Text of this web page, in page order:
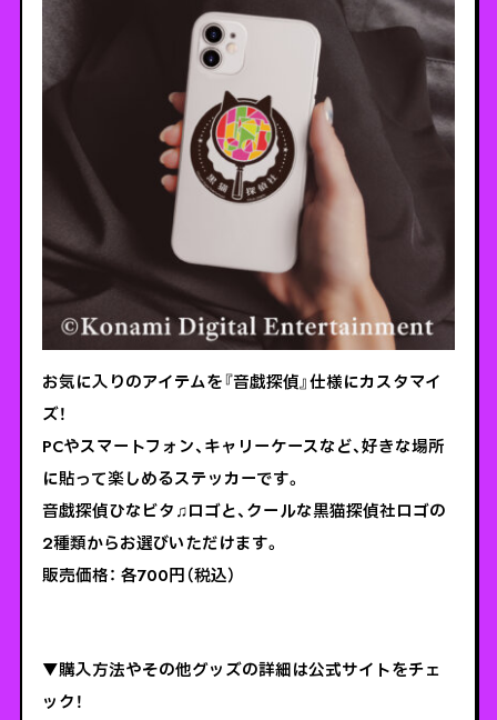
お気に入りのアイテムを『音戯探偵』仕様にカスタマイ
ズ！
PCやスマートフォン、キャリーケースなど、好きな場所
に貼って楽しめるステッカーです。
音戯探偵ひなビタ♫ロゴと、クールな黒猫探偵社ロゴの
2種類からお選びいただけます。
販売価格： 各700円（税込）
▼購入方法やその他グッズの詳細は公式サイトをチェ
ック！